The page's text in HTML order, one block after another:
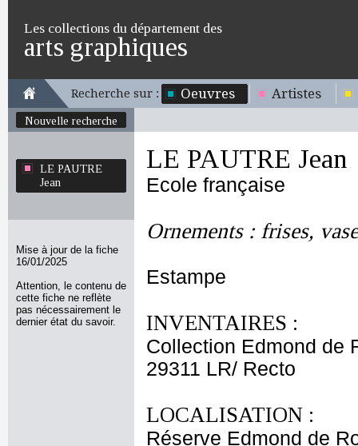
Les collections du département des
arts graphiques
Recherche sur : Oeuvres Artistes
Nouvelle recherche
LE PAUTRE
Jean
Mise à jour de la fiche
16/01/2025
Attention, le contenu de
cette fiche ne reflète
pas nécessairement le
dernier état du savoir.
LE PAUTRE Jean
Ecole française
Ornements : frises,
Estampe
INVENTAIRES :
Collection Edmond de
29311 LR/ Recto
LOCALISATION :
Réserve Edmond de